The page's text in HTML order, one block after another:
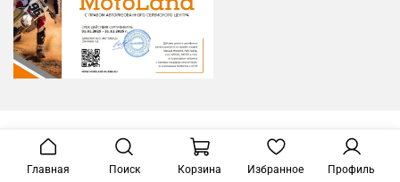
Главная Поиск Корзина Избранное Профиль